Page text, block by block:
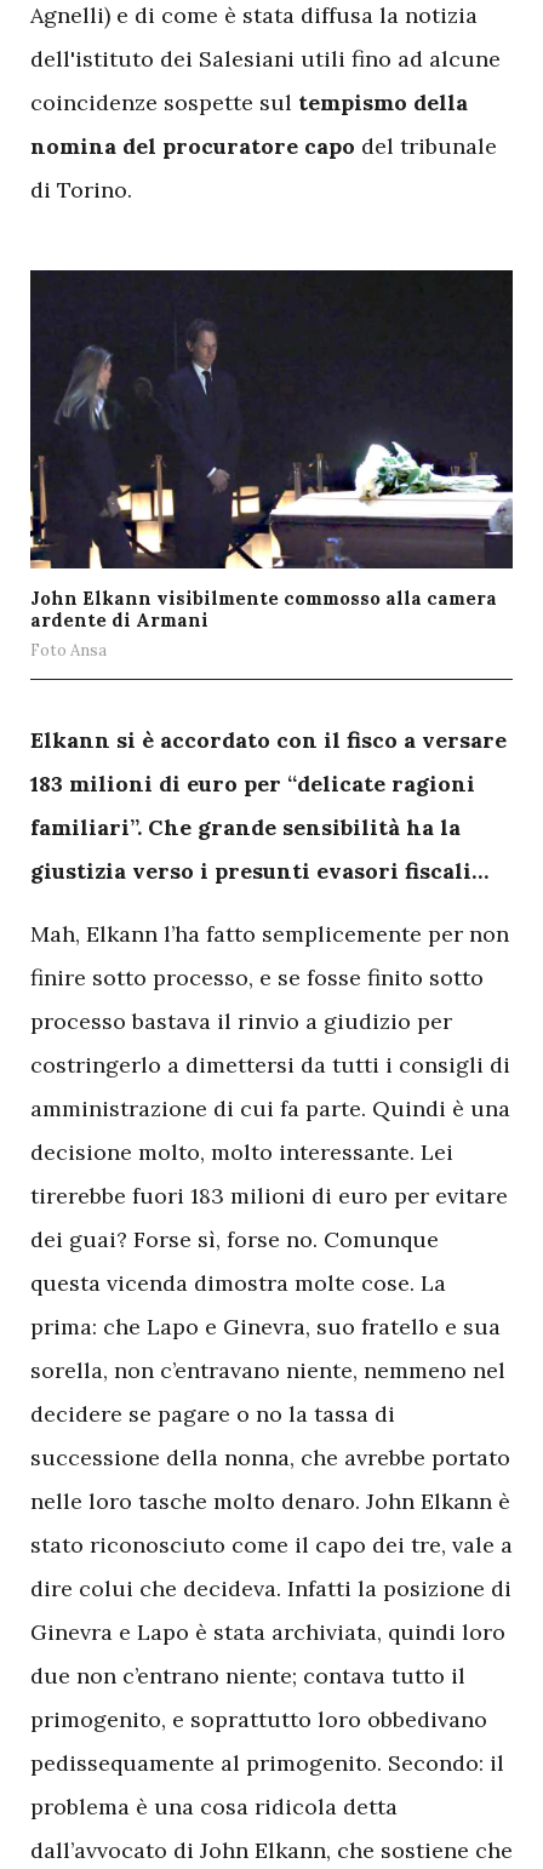
Agnelli) e di come è stata diffusa la notizia
dell'istituto dei Salesiani utili fino ad alcune
coincidenze sospette sul tempismo della
nomina del procuratore capo del tribunale
di Torino.
John Elkann visibilmente commosso alla camera
ardente di Armani
Foto Ansa
Elkann si è accordato con il fisco a versare
183 milioni di euro per “delicate ragioni
familiari”. Che grande sensibilità ha la
giustizia verso i presunti evasori fiscali…
Mah, Elkann l’ha fatto semplicemente per non
finire sotto processo, e se fosse finito sotto
processo bastava il rinvio a giudizio per
costringerlo a dimettersi da tutti i consigli di
amministrazione di cui fa parte. Quindi è una
decisione molto, molto interessante. Lei
tirerebbe fuori 183 milioni di euro per evitare
dei guai? Forse sì, forse no. Comunque
questa vicenda dimostra molte cose. La
prima: che Lapo e Ginevra, suo fratello e sua
sorella, non c’entravano niente, nemmeno nel
decidere se pagare o no la tassa di
successione della nonna, che avrebbe portato
nelle loro tasche molto denaro. John Elkann è
stato riconosciuto come il capo dei tre, vale a
dire colui che decideva. Infatti la posizione di
Ginevra e Lapo è stata archiviata, quindi loro
due non c’entrano niente; contava tutto il
primogenito, e soprattutto loro obbedivano
pedissequamente al primogenito. Secondo: il
problema è una cosa ridicola detta
dall’avvocato di John Elkann, che sostiene che